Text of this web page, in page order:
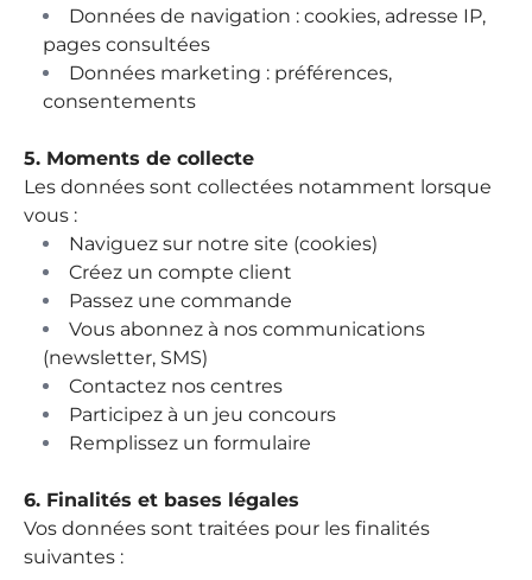
Données de navigation : cookies, adresse IP,
pages consultées
Données marketing : préférences,
consentements
5. Moments de collecte
Les données sont collectées notamment lorsque
vous :
Naviguez sur notre site (cookies)
Créez un compte client
Passez une commande
Vous abonnez à nos communications
(newsletter, SMS)
Contactez nos centres
Participez à un jeu concours
Remplissez un formulaire
6. Finalités et bases légales
Vos données sont traitées pour les finalités
suivantes :